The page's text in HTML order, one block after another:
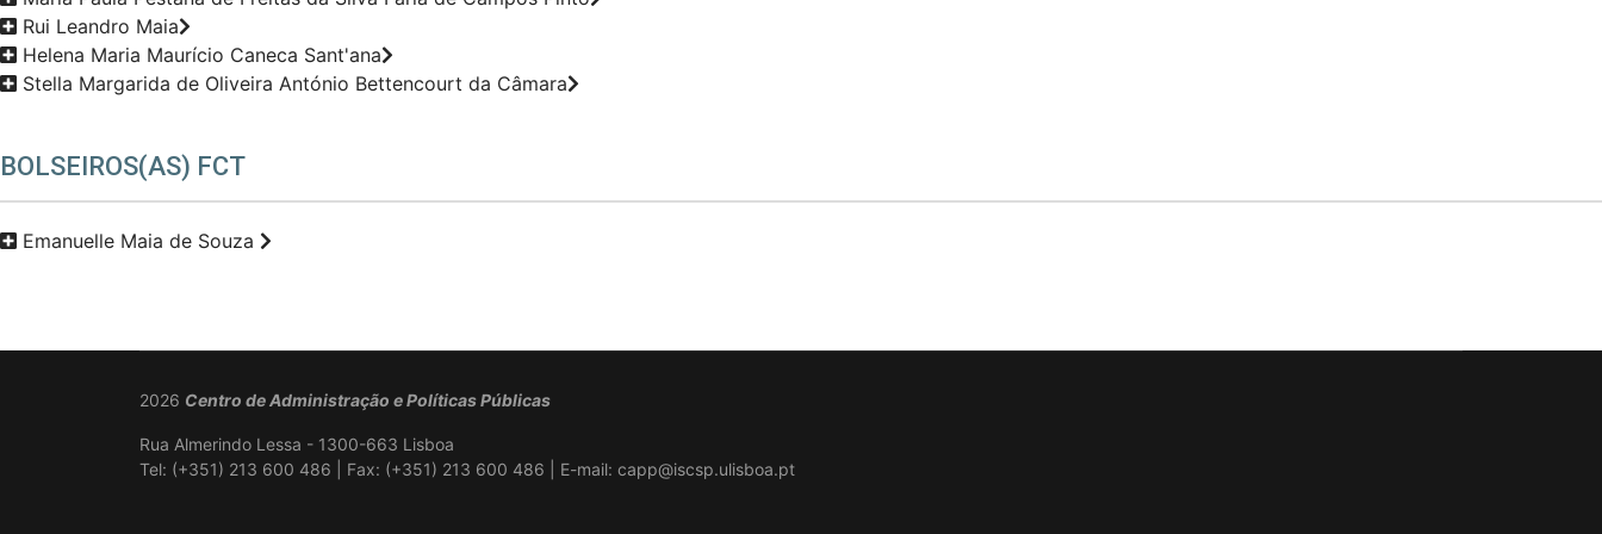
Rui Leandro Maia
Helena Maria Maurício Caneca Sant'ana
Stella Margarida de Oliveira António Bettencourt da Câmara
BOLSEIROS(AS) FCT
Emanuelle Maia de Souza
2026 Centro de Administração e Políticas Públicas
Rua Almerindo Lessa - 1300-663 Lisboa
Tel: (+351) 213 600 486 | Fax: (+351) 213 600 486 | E-mail: capp@iscsp.ulisboa.pt